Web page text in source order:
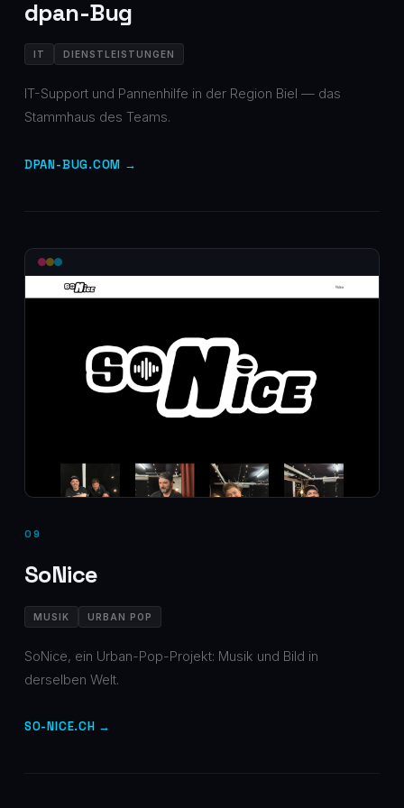
dpan-Bug
IT DIENSTLEISTUNGEN
IT-Support und Pannenhilfe in der Region Biel — das
Stammhaus des Teams.
DPAN-BUG.COM →
09
SoNice
MUSIK URBAN POP
SoNice, ein Urban-Pop-Projekt: Musik und Bild in
derselben Welt.
SO-NICE.CH →